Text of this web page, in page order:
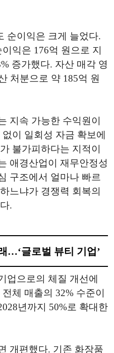
순이익은 크게 늘었다.
익은 176억 원으로 지
증가했다. 자산 매각 영
처분으로 약 185억 원
지속 가능한 수익원이
이 일회성 자금 확보에
불가피하다는 지적이
애경산업이 재무안정성
구조에서 얼마나 빠르
느냐가 경쟁력 회복의
.
…‘글로벌 뷰티 기업’
업으로의 체질 개선에
체 매출의 32% 수준이
년까지 50%로 확대한
개편했다. 기존 화장품